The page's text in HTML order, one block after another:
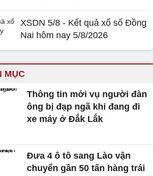
XSDN 5/8 - Kết quả xổ số Đồng
Nai hôm nay 5/8/2026
MỤC
Thông tin mới vụ người đàn
ông bị đạp ngã khi đang đi
xe máy ở Đắk Lắk
Đưa 4 ô tô sang Lào vận
chuyển gần 50 tấn hàng trái